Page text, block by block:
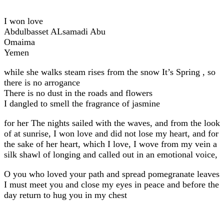
I won love
Abdulbasset ALsamadi Abu
Omaima
Yemen
while she walks steam rises from the snow It’s Spring , so
there is no arrogance
There is no dust in the roads and flowers
I dangled to smell the fragrance of jasmine
for her The nights sailed with the waves, and from the look
of at sunrise, I won love and did not lose my heart, and for
the sake of her heart, which I love, I wove from my vein a
silk shawl of longing and called out in an emotional voice,
O you who loved your path and spread pomegranate leaves
I must meet you and close my eyes in peace and before the
day return to hug you in my chest